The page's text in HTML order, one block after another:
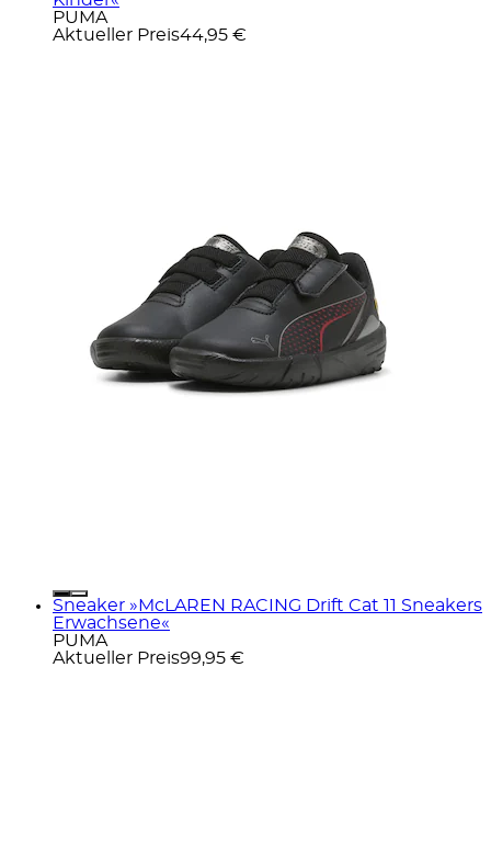
PUMA
Aktueller Preis44,95 €
Sneaker »McLAREN RACING Drift Cat 11 Sneakers
Erwachsene«
PUMA
Aktueller Preis99,95 €